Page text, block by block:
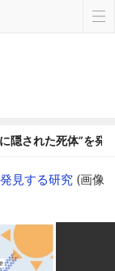
隠された死体”を発
見する研究 (画像